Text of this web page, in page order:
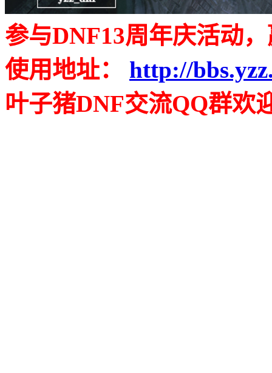
参与DNF13周年庆活动
使用地址： http://
叶子猪DNF交流QQ群欢